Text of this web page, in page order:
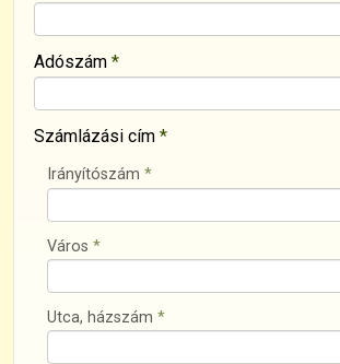
Adószám *
Számlázási cím *
Irányítószám *
Város *
Utca, házszám *